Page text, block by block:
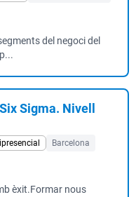
del negoci del
Sigma. Nivell
Barcelona
èxit.Formar nous